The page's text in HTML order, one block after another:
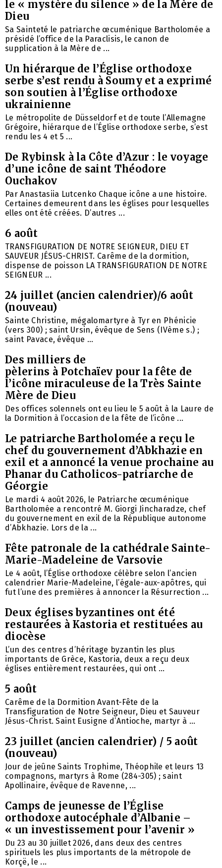
le « mystère du silence » de la Mère de
Dieu
Sa Sainteté le patriarche œcuménique Bartholomée a
présidé l’office de la Paraclisis, le canon de
supplication à la Mère de ...
Un hiérarque de l’Église orthodoxe
serbe s’est rendu à Soumy et a exprimé
son soutien à l’Église orthodoxe
ukrainienne
Le métropolite de Düsseldorf et de toute l’Allemagne
Grégoire, hiérarque de l’Église orthodoxe serbe, s’est
rendu les 4 et 5 ...
De Rybinsk à la Côte d’Azur : le voyage
d’une icône de saint Théodore
Ouchakov
Par Anastasiia Lutcenko Chaque icône a une histoire.
Certaines demeurent dans les églises pour lesquelles
elles ont été créées. D’autres ...
6 août
TRANSFIGURATION DE NOTRE SEIGNEUR, DIEU ET
SAUVEUR JÉSUS-CHRIST. Carême de la dormition,
dispense de poisson LA TRANSFIGURATION DE NOTRE
SEIGNEUR ...
24 juillet (ancien calendrier)/6 août
(nouveau)
Sainte Christine, mégalomartyre à Tyr en Phénicie
(vers 300) ; saint Ursin, évêque de Sens (IVème s.) ;
saint Pavace, évêque ...
Des milliers de
pèlerins à Potchaïev pour la fête de
l’icône miraculeuse de la Très Sainte
Mère de Dieu
Des offices solennels ont eu lieu le 5 août à la Laure de
la Dormition à l’occasion de la fête de l’icône ...
Le patriarche Bartholomée a reçu le
chef du gouvernement d’Abkhazie en
exil et a annoncé la venue prochaine au
Phanar du Catholicos-patriarche de
Géorgie
Le mardi 4 août 2026, le Patriarche œcuménique
Bartholomée a rencontré M. Giorgi Jincharadze, chef
du gouvernement en exil de la République autonome
d’Abkhazie. Lors de la ...
Fête patronale de la cathédrale Sainte-
Marie-Madeleine de Varsovie
Le 4 août, l’Église orthodoxe célèbre selon l’ancien
calendrier Marie-Madeleine, l’égale-aux-apôtres, qui
fut l’une des premières à annoncer la Résurrection ...
Deux églises byzantines ont été
restaurées à Kastoria et restituées au
diocèse
L’un des centres d’héritage byzantin les plus
importants de Grèce, Kastoria, deux a reçu deux
églises entièrement restaurées, qui ont ...
5 août
Carême de la Dormition Avant-Fête de la
Transfiguration de Notre Seigneur, Dieu et Sauveur
Jésus-Christ. Saint Eusigne d’Antioche, martyr à ...
23 juillet (ancien calendrier) / 5 août
(nouveau)
Jour de jeûne Saints Trophime, Théophile et leurs 13
compagnons, martyrs à Rome (284-305) ; saint
Apollinaire, évêque de Ravenne, ...
Camps de jeunesse de l’Église
orthodoxe autocéphale d’Albanie –
« un investissement pour l’avenir »
Du 23 au 30 juillet 2026, dans deux des centres
spirituels les plus importants de la métropole de
Korçë, le ...